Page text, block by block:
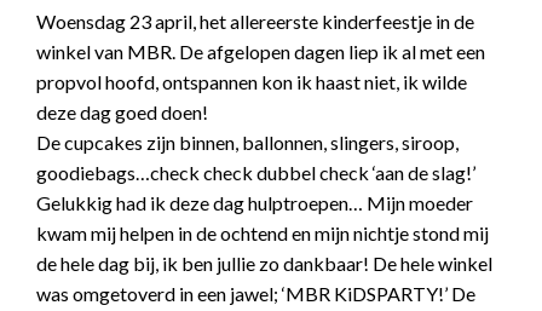
Woensdag 23 april, het allereerste kinderfeestje in de
winkel van MBR. De afgelopen dagen liep ik al met een
propvol hoofd, ontspannen kon ik haast niet, ik wilde
deze dag goed doen!
De cupcakes zijn binnen, ballonnen, slingers, siroop,
goodiebags…check check dubbel check ‘aan de slag!’
Gelukkig had ik deze dag hulptroepen… Mijn moeder
kwam mij helpen in de ochtend en mijn nichtje stond mij
de hele dag bij, ik ben jullie zo dankbaar! De hele winkel
was omgetoverd in een jawel; ‘MBR KiDSPARTY!’ De